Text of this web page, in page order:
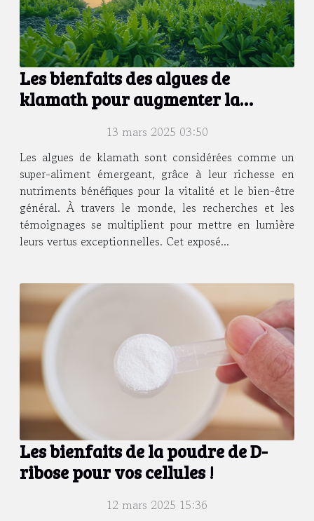
Les bienfaits des algues de
klamath pour augmenter la
13 mars 2025 03:50
Les algues de klamath sont considérées comme un
super-aliment émergeant, grâce à leur richesse en
nutriments bénéfiques pour la vitalité et le bien-être
général. À travers le monde, les recherches et les
témoignages se multiplient pour mettre en lumière
leurs vertus exceptionnelles. Cet exposé...
Les bienfaits de la poudre de D-
ribose pour vos cellules !
12 mars 2025 15:36